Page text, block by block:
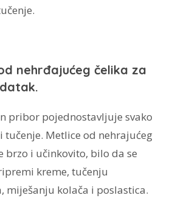
nehrđajućeg čelika za
pribor pojednostavljuje svako
tučenje. Metlice od nehrajućeg
brzo i učinkovito, bilo da se
kreme, tučenju
miješanju kolača i poslastica.